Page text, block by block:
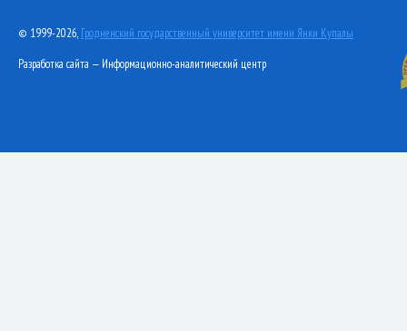
© 1999-2026, Гродненский государственный университет имени Янки Купалы
Разработка сайта — Информационно-аналитический центр